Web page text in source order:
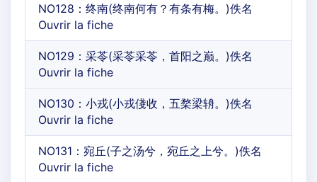
NO128：终南(终南何有？有条有梅。)佚名
Ouvrir la fiche
NO129：采苓(采苓采苓，首阳之巅。)佚名
Ouvrir la fiche
NO130：小戎(小戎俴收，五楘梁辀。)佚名
Ouvrir la fiche
NO131：宛丘(子之汤兮，宛丘之上兮。)佚名
Ouvrir la fiche